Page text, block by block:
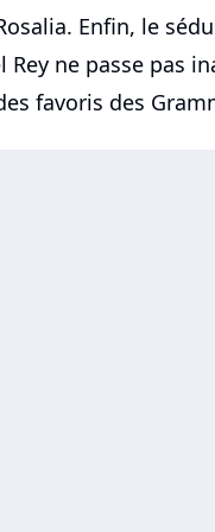
Enfin, le
Rey ne passe pas
favoris des